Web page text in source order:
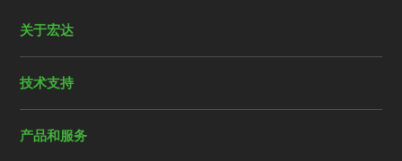
关于宏达
技术支持
产品和服务